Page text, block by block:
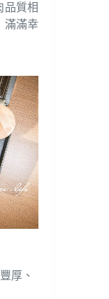
品質相
滿滿幸
厚、